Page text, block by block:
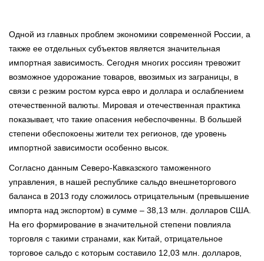
Одной из главных проблем экономики современной России, а
также ее отдельных субъектов является значительная
импортная зависимость. Сегодня многих россиян тревожит
возможное удорожание товаров, ввозимых из заграницы, в
связи с резким ростом курса евро и доллара и ослаблением
отечественной валюты. Мировая и отечественная практика
показывает, что такие опасения небеспочвенны. В большей
степени обеспокоены жители тех регионов, где уровень
импортной зависимости особенно высок.
Согласно данным Северо-Кавказского таможенного
управления, в нашей республике сальдо внешнеторгового
баланса в 2013 году сложилось отрицательным (превышение
импорта над экспортом) в сумме – 38,13 млн. долларов США.
На его формирование в значительной степени повлияла
торговля с такими странами, как Китай, отрицательное
торговое сальдо с которым составило 12,03 млн. долларов,